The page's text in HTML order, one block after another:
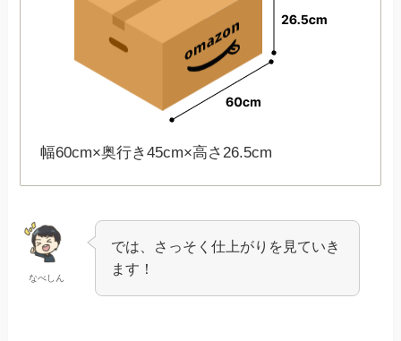
幅60cm×奥行き45cm×高さ26.5cm
なべしん
では、さっそく仕上がりを見ていき
ます！